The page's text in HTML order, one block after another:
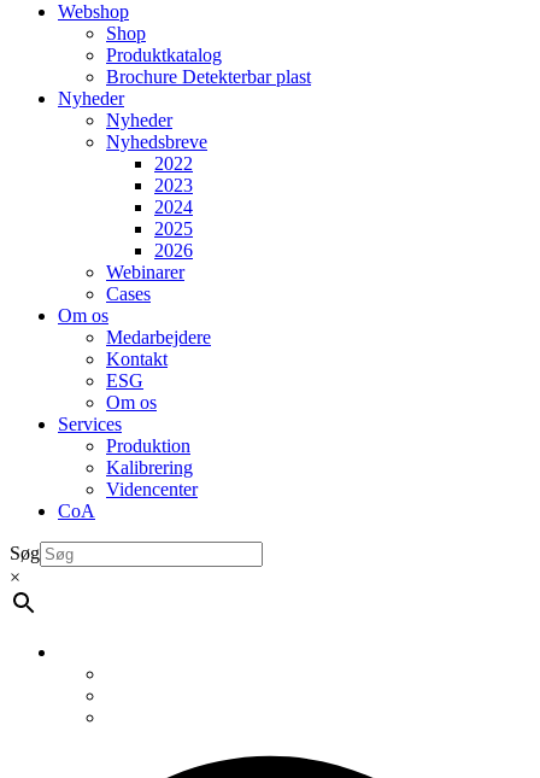
Webshop
Shop
Produktkatalog
Brochure Detekterbar plast
Nyheder
Nyheder
Nyhedsbreve
2022
2023
2024
2025
2026
Webinarer
Cases
Om os
Medarbejdere
Kontakt
ESG
Om os
Services
Produktion
Kalibrering
Videncenter
CoA
Søg
×